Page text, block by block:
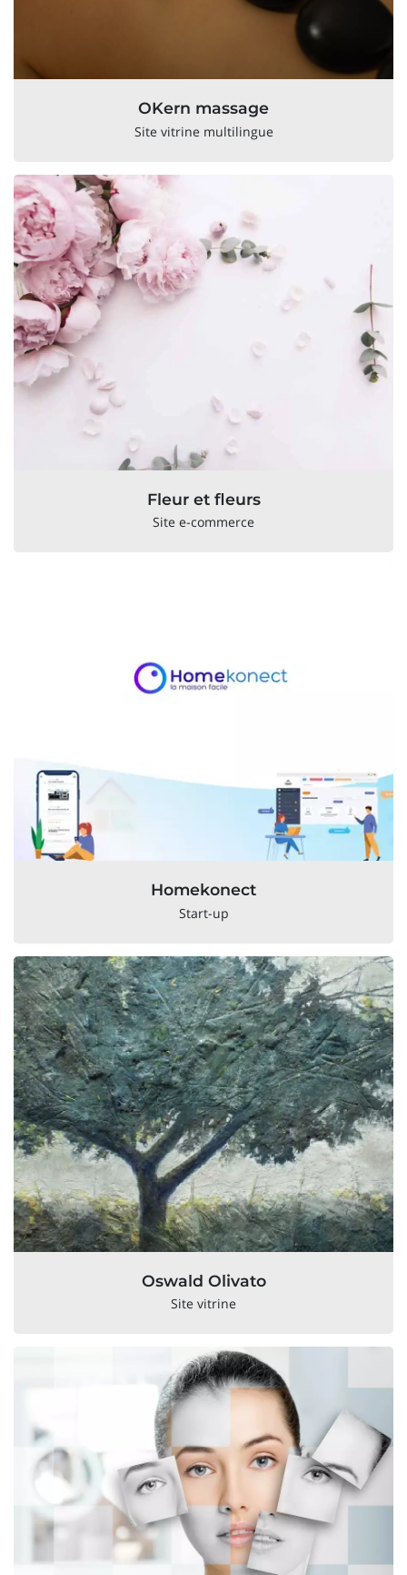
OKern massage
Site vitrine multilingue
Fleur et fleurs
Site e-commerce
Homekonect
Start-up
Oswald Olivato
Site vitrine